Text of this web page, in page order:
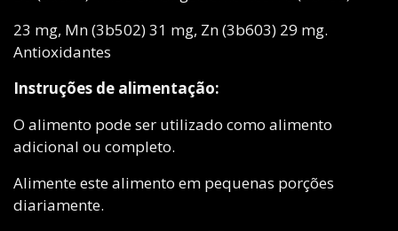
23 mg, Mn (3b502) 31 mg, Zn (3b603) 29 mg.
Antioxidantes
Instruções de alimentação:
O alimento pode ser utilizado como alimento
adicional ou completo.
Alimente este alimento em pequenas porções
diariamente.